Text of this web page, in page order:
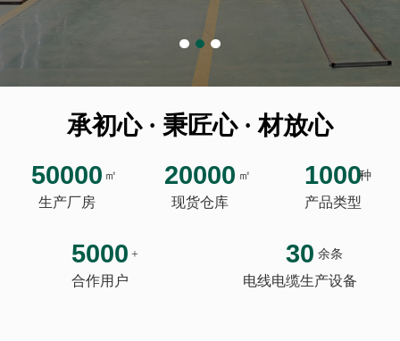
承初心 · 秉匠心 · 材放心
50000 ㎡
生产厂房
20000 ㎡
现货仓库
1000种
产品类型
5000 +
合作用户
30 余条
电线电缆生产设备